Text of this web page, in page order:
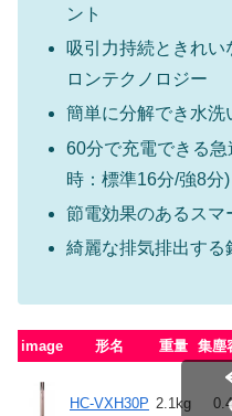
ント
吸引力持続ときれい
ロンテクノロジー
簡単に分解でき水洗
60分で充電できる
時：標準16分/強8分)
節電効果のあるスマ
綺麗な排気排出する
image 形名 重量 集塵
HC-VXH30P 2.1kg